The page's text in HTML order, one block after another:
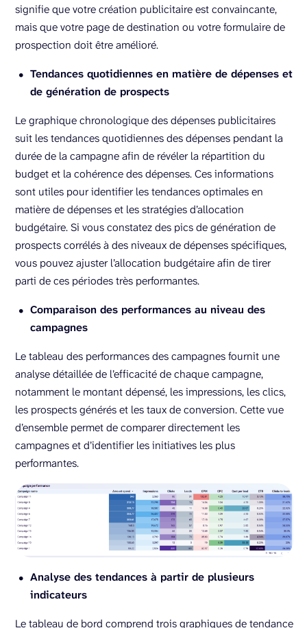
signifie que votre création publicitaire est convaincante,
mais que votre page de destination ou votre formulaire de
prospection doit être amélioré.
Tendances quotidiennes en matière de dépenses et
de génération de prospects
Le graphique chronologique des dépenses publicitaires
suit les tendances quotidiennes des dépenses pendant la
durée de la campagne afin de révéler la répartition du
budget et la cohérence des dépenses. Ces informations
sont utiles pour identifier les tendances optimales en
matière de dépenses et les stratégies d’allocation
budgétaire. Si vous constatez des pics de génération de
prospects corrélés à des niveaux de dépenses spécifiques,
vous pouvez ajuster l’allocation budgétaire afin de tirer
parti de ces périodes très performantes.
Comparaison des performances au niveau des
campagnes
Le tableau des performances des campagnes fournit une
analyse détaillée de l’efficacité de chaque campagne,
notamment le montant dépensé, les impressions, les clics,
les prospects générés et les taux de conversion. Cette vue
d’ensemble permet de comparer directement les
campagnes et d’identifier les initiatives les plus
performantes.
Analyse des tendances à partir de plusieurs
indicateurs
Le tableau de bord comprend trois graphiques de tendance